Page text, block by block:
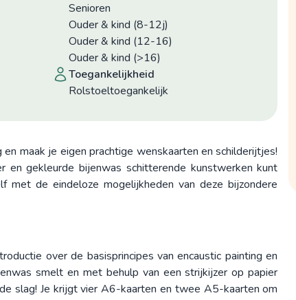
Senioren
Ouder & kind (8-12j)
Ouder & kind (12-16)
Ouder & kind (>16)
toegankelijkheid
Rolstoeltoegankelijk
maak je eigen prachtige wenskaarten en schilderijtjes!
gekleurde bijenwas schitterende kunstwerken kunt
de eindeloze mogelijkheden van deze bijzondere
over de basisprincipes van encaustic painting en
smelt en met behulp van een strijkijzer op papier
slag! Je krijgt vier A6-kaarten en twee A5-kaarten om